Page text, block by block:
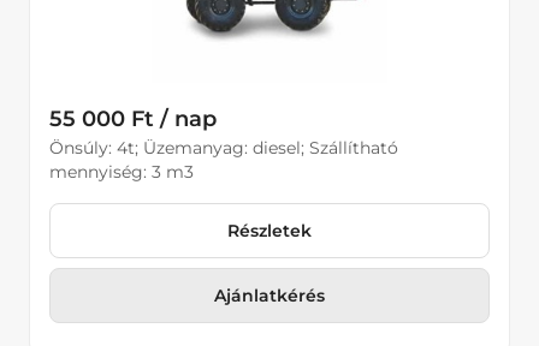
55 000 Ft / nap
Önsúly: 4t; Üzemanyag: diesel; Szállítható
mennyiség: 3 m3
Részletek
Ajánlatkérés